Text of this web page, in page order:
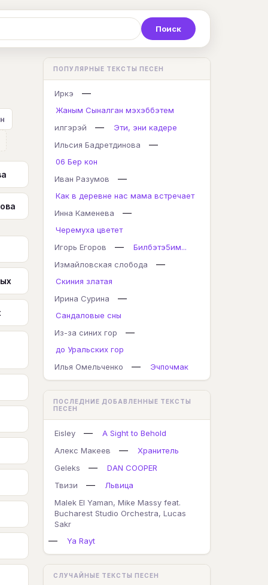
С Т У Ф Х Ц
L M N O P Q
ПОПУЛЯРНЫЕ ТЕКСТЫ ПЕСЕН
Иркэ —
Жаным Сыналган мэхэббэтем
илгэрэй
—
Эти, эни кадере
Ильсия Бадретдинова
—
06 Бер кон
Иван Разумов
—
Как в деревне нас мама встречает
Инна Каменева
—
Черемуха цветет
Игорь Егоров
—
Билбэтэ5им...
Измайловская слобода
—
Скиния златая
Ирина Сурина
—
Сандаловые сны
Из-за синих гор
—
до Уральских гор
Илья Омельченко
— Эчпочмак
ПОСЛЕДНИЕ ДОБАВЛЕННЫЕ ТЕКСТЫ
ПЕСЕН
Eisley —
A Sight to Behold
Алекс Макеев
—
Хранитель
Geleks
—
DAN COOPER
Твизи
—
Львица
Malek El Yaman, Mike Massy feat.
Bucharest Studio Orchestra, Lucas
Sakr
— Ya Rayt
СЛУЧАЙНЫЕ ТЕКСТЫ ПЕСЕН